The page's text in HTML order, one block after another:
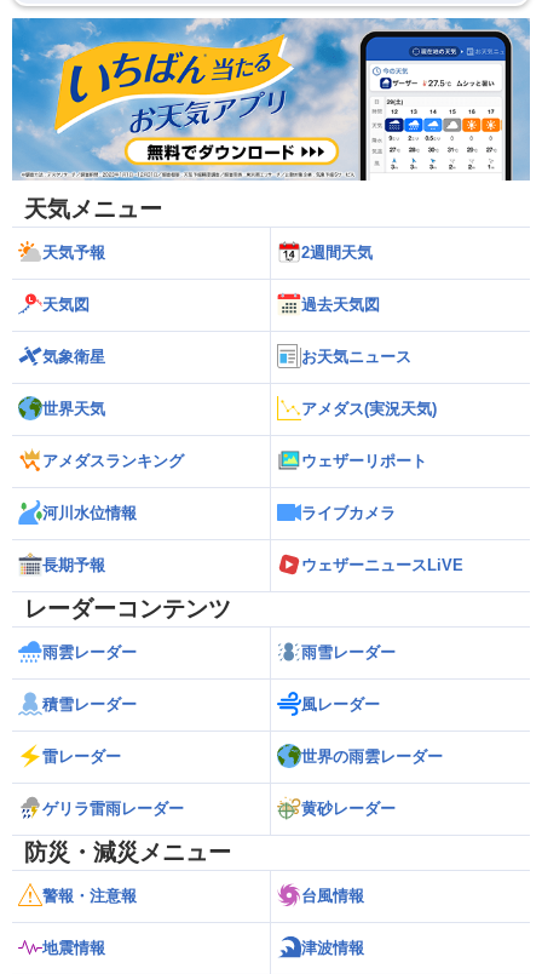
天気メニュー
天気予報 2週間天気
天気図 過去天気図
気象衛星 お天気ニュース
世界天気 アメダス(実況天気)
アメダスランキング ウェザーリポート
河川水位情報 ライブカメラ
長期予報 ウェザーニュースLiVE
レーダーコンテンツ
雨雲レーダー 雨雪レーダー
積雪レーダー 風レーダー
雷レーダー 世界の雨雲レーダー
ゲリラ雷雨レーダー 黄砂レーダー
防災・減災メニュー
警報・注意報 台風情報
地震情報 津波情報